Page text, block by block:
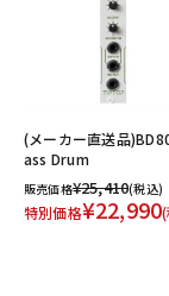
(メーカー直送品
ass Drum
販売価格¥25,410(税込)
特別価格¥22,990